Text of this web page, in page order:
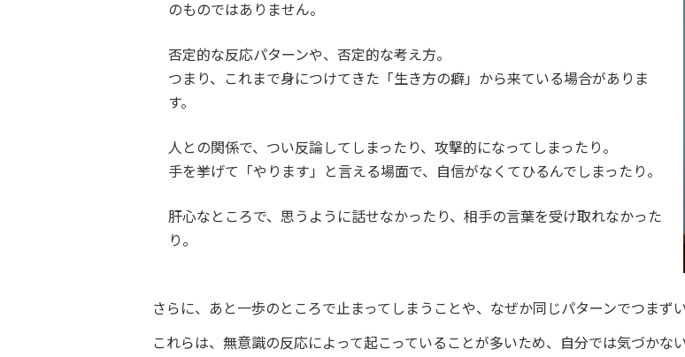
のものではありません。
否定的な反応パターンや、否定的な考え方。
つまり、これまで身につけてきた「生き方の癖」から来ている場合がありま
す。
人との関係で、つい反論してしまったり、攻撃的になってしまったり。
手を挙げて「やります」と言える場面で、自信がなくてひるんでしまったり。
肝心なところで、思うように話せなかったり、相手の言葉を受け取れなかった
り。
さらに、あと一歩のところで止まってしまうことや、なぜか同じパターンでつまず
これらは、無意識の反応によって起こっていることが多いため、自分では気づかな